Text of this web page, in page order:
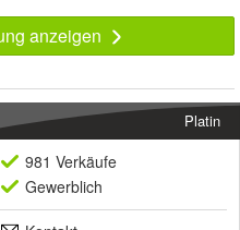
anzeigen
Platin
981 Verkäufe
Gewerblich